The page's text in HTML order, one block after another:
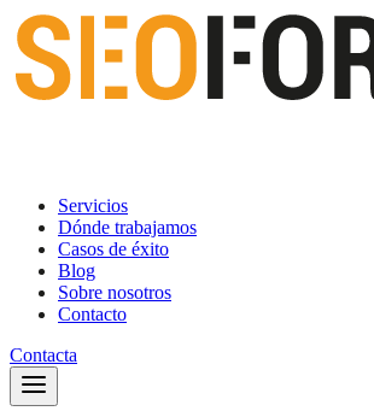
Servicios
Dónde trabajamos
Casos de éxito
Blog
Sobre nosotros
Contacto
Contacta